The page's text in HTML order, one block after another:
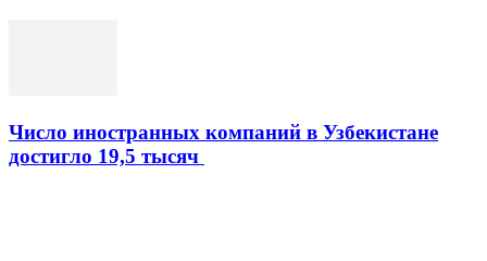
Число иностранных компаний в Узбекистане
достигло 19,5 тысяч